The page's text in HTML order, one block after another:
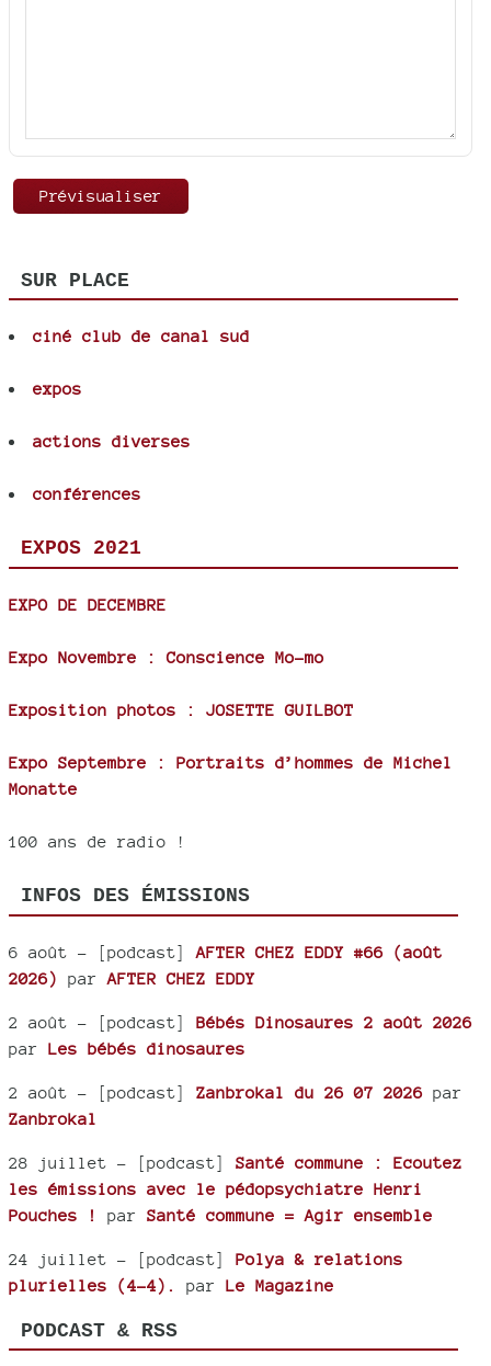
SUR PLACE
ciné club de canal sud
expos
actions diverses
conférences
EXPOS 2021
EXPO DE DECEMBRE
Expo Novembre : Conscience Mo-mo
Exposition photos : JOSETTE GUILBOT
Expo Septembre : Portraits d’hommes de Michel
Monatte
100 ans de radio !
INFOS DES ÉMISSIONS
6 août - [podcast] AFTER CHEZ EDDY #66 (août
2026)
par AFTER CHEZ EDDY
2 août - [podcast] Bébés Dinosaures 2 août 2026
par Les bébés dinosaures
2 août - [podcast] Zanbrokal du 26 07 2026 par
Zanbrokal
28 juillet - [podcast] Santé commune : Ecoutez
les émissions avec le pédopsychiatre Henri
Pouches !
par Santé commune = Agir ensemble
24 juillet - [podcast] Polya & relations
plurielles (4-4).
par Le Magazine
PODCAST & RSS